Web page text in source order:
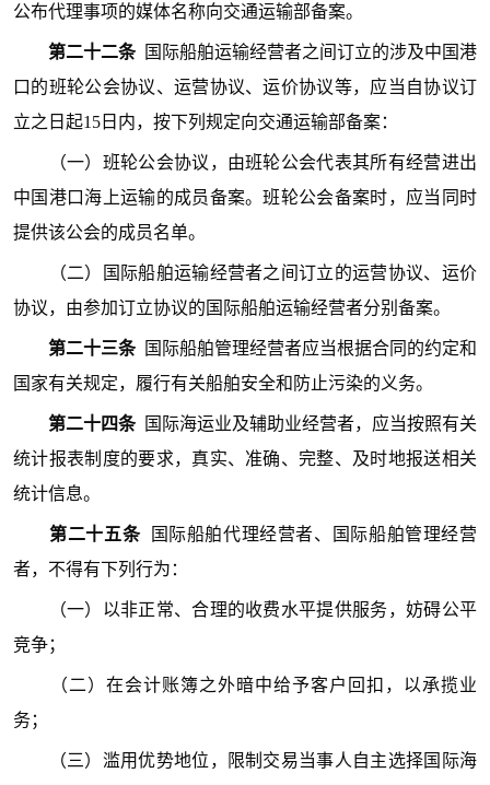
公布代理事项的媒体名称向交通运输部备案。
第二十二条 国际船舶运输经营者之间订立的涉及中国港
口的班轮公会协议、运营协议、运价协议等，应当自协议订
立之日起15日内，按下列规定向交通运输部备案：
（一）班轮公会协议，由班轮公会代表其所有经营进出
中国港口海上运输的成员备案。班轮公会备案时，应当同时
提供该公会的成员名单。
（二）国际船舶运输经营者之间订立的运营协议、运价
协议，由参加订立协议的国际船舶运输经营者分别备案。
第二十三条 国际船舶管理经营者应当根据合同的约定和
国家有关规定，履行有关船舶安全和防止污染的义务。
第二十四条 国际海运业及辅助业经营者，应当按照有关
统计报表制度的要求，真实、准确、完整、及时地报送相关
统计信息。
第二十五条
国际船舶代理经营者、国际船舶管理经营
者，不得有下列行为：
（一）以非正常、合理的收费水平提供服务，妨碍公平
竞争；
（二）在会计账簿之外暗中给予客户回扣，以承揽业
务；
（三）滥用优势地位，限制交易当事人自主选择国际海